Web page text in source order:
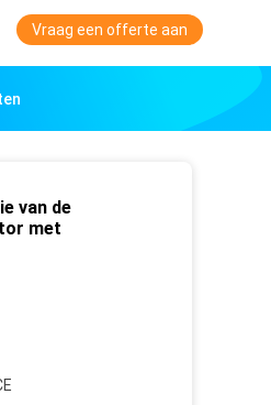
Vraag een offerte aan
van de
met